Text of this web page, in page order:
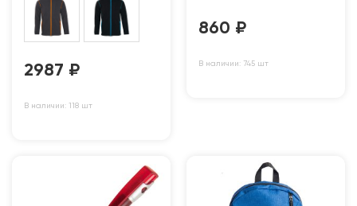
2987 ₽
В наличии: 118 шт
860 ₽
В наличии: 745 шт